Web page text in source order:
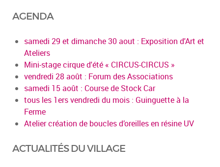
AGENDA
samedi 29 et dimanche 30 aout : Exposition d'Art et
Ateliers
Mini-stage cirque d'été « CIRCUS-CIRCUS »
vendredi 28 août : Forum des Associations
samedi 15 août : Course de Stock Car
tous les 1ers vendredi du mois : Guinguette à la
Ferme
Atelier création de boucles d’oreilles en résine UV
ACTUALITÉS DU VILLAGE